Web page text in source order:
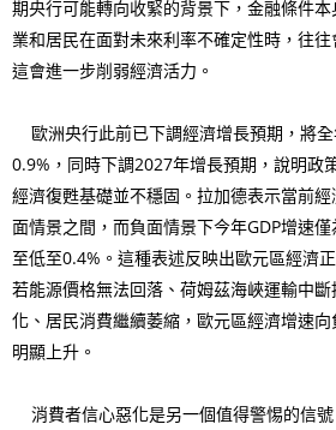
期央行可能轉向收緊的背景下，金融條件
業和居民在面對未來利率不確定性時，往往
這會進一步削弱經濟活力。
歐洲央行此前已下調經濟增長預期，將
0.9%，同時下調2027年增長預期，說明政
經濟復甦基礎並不穩固。拉加德表示當前
面情景之間，而負面情景下今年GDP增速
至低至0.4%。這種表述反映出歐元區經濟
若能源價格無法回落、荷姆茲海峽運輸中
化、居民消費繼續萎縮，歐元區經濟增速
明顯上升。
消費者信心惡化是另一個值得警惕的信